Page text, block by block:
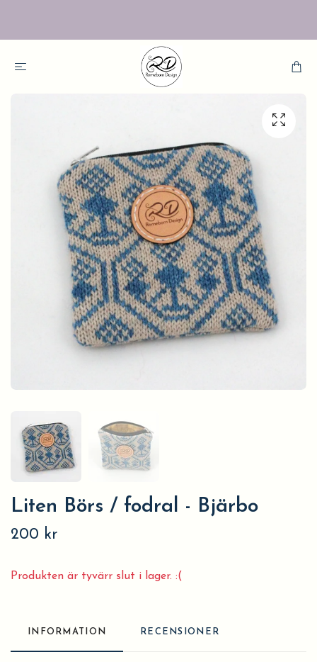
Liten Börs / fodral - Bjärbo
200 kr
Produkten är tyvärr slut i lager. :(
INFORMATION RECENSIONER